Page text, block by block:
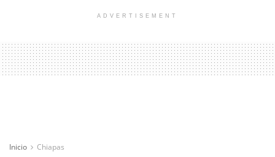
ADVERTISEMENT
Inicio Chiapas